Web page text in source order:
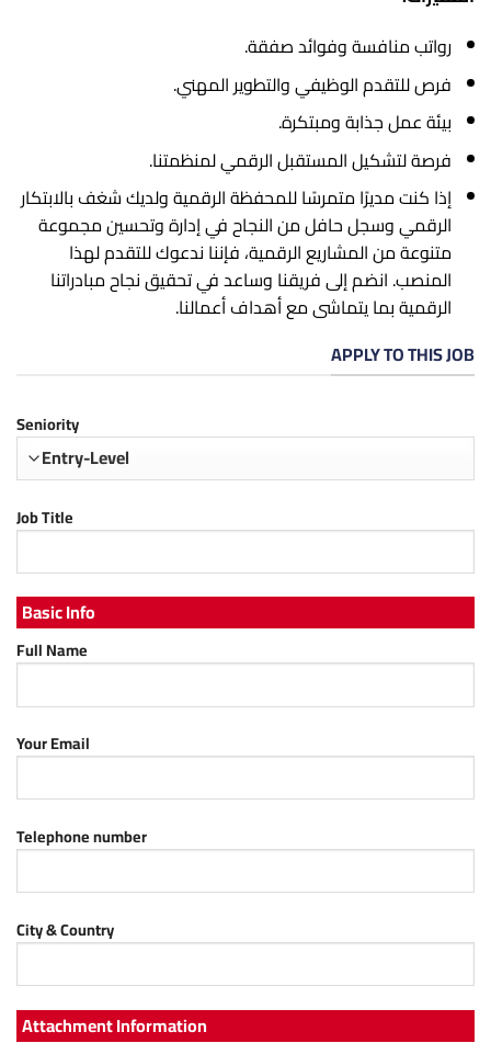
رواتب منافسة وفوائد صفقة.
فرص للتقدم الوظيفي والتطوير المهني.
بيئة عمل جذابة ومبتكرة.
فرصة لتشكيل المستقبل الرقمي لمنظمتنا.
إذا كنت مديرًا متمرسًا للمحفظة الرقمية ولديك شغف بالابتكار
الرقمي وسجل حافل من النجاح في إدارة وتحسين مجموعة
متنوعة من المشاريع الرقمية، فإننا ندعوك للتقدم لهذا
المنصب. انضم إلى فريقنا وساعد في تحقيق نجاح مبادراتنا
الرقمية بما يتماشى مع أهداف أعمالنا.
APPLY TO THIS JOB
Seniority
Job Title
Basic Info
Full Name
Your Email
Telephone number
City & Country
Attachment Information